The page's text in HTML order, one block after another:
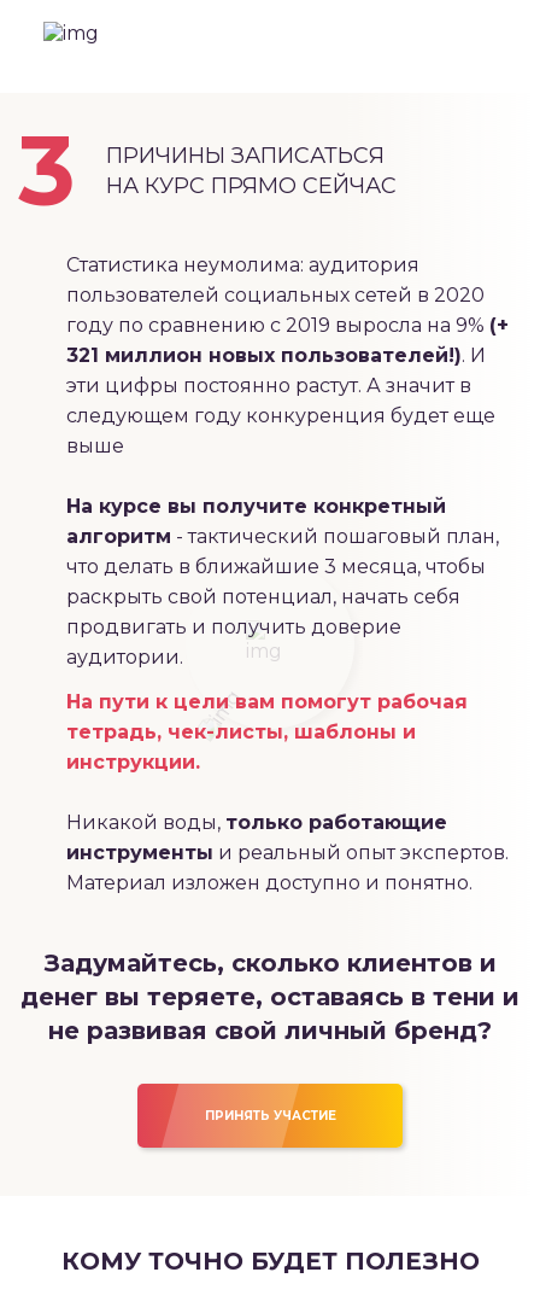
3
ПРИЧИНЫ ЗАПИСАТЬСЯ
НА КУРС ПРЯМО СЕЙЧАС
Статистика неумолима: аудитория
пользователей социальных сетей в 2020
году по сравнению с 2019 выросла на 9% (+
321 миллион новых пользователей!). И
эти цифры постоянно растут. А значит в
следующем году конкуренция будет еще
выше
На курсе вы получите конкретный
алгоритм - тактический пошаговый план,
что делать в ближайшие 3 месяца, чтобы
раскрыть свой потенциал, начать себя
продвигать и получить доверие
аудитории.
На пути к цели вам помогут рабочая
тетрадь, чек-листы, шаблоны и
инструкции.
Никакой воды, только работающие
инструменты и реальный опыт экспертов.
Материал изложен доступно и понятно.
Задумайтесь, сколько клиентов и
денег вы теряете, оставаясь в тени и
не развивая свой личный бренд?
ПРИНЯТЬ УЧАСТИЕ
КОМУ ТОЧНО БУДЕТ ПОЛЕЗНО